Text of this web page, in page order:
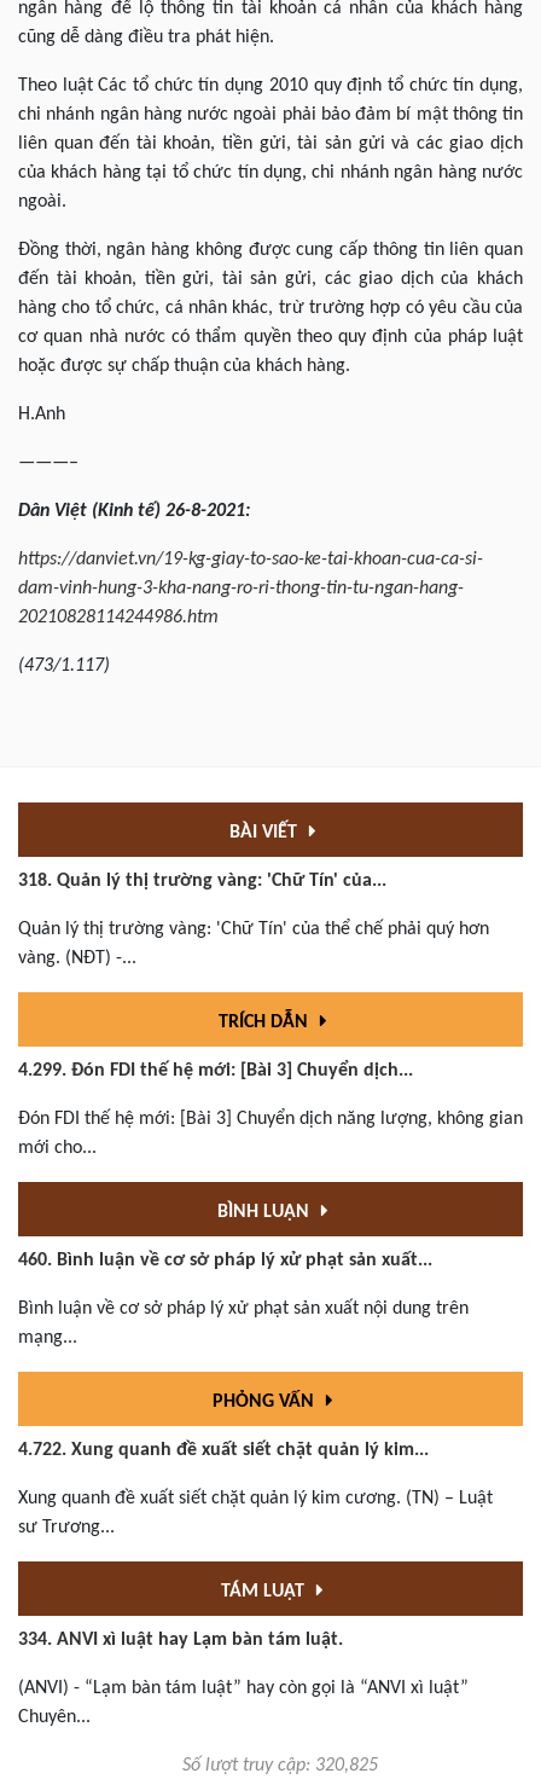
ngân hàng để lộ thông tin tài khoản cá nhân của khách hàng
cũng dễ dàng điều tra phát hiện.
Theo luật Các tổ chức tín dụng 2010 quy định tổ chức tín dụng,
chi nhánh ngân hàng nước ngoài phải bảo đảm bí mật thông tin
liên quan đến tài khoản, tiền gửi, tài sản gửi và các giao dịch
của khách hàng tại tổ chức tín dụng, chi nhánh ngân hàng nước
ngoài.
Đồng thời, ngân hàng không được cung cấp thông tin liên quan
đến tài khoản, tiền gửi, tài sản gửi, các giao dịch của khách
hàng cho tổ chức, cá nhân khác, trừ trường hợp có yêu cầu của
cơ quan nhà nước có thẩm quyền theo quy định của pháp luật
hoặc được sự chấp thuận của khách hàng.
H.Anh
———–
Dân Việt (Kinh tế) 26-8-2021:
https://danviet.vn/19-kg-giay-to-sao-ke-tai-khoan-cua-ca-si-
dam-vinh-hung-3-kha-nang-ro-ri-thong-tin-tu-ngan-hang-
20210828114244986.htm
(473/1.117)
BÀI VIẾT
318. Quản lý thị trường vàng: 'Chữ Tín' của...
Quản lý thị trường vàng: 'Chữ Tín' của thể chế phải quý hơn
vàng. (NĐT) -...
TRÍCH DẪN
4.299. Đón FDI thế hệ mới: [Bài 3] Chuyển dịch...
Đón FDI thế hệ mới: [Bài 3] Chuyển dịch năng lượng, không gian
mới cho...
BÌNH LUẬN
460. Bình luận về cơ sở pháp lý xử phạt sản xuất...
Bình luận về cơ sở pháp lý xử phạt sản xuất nội dung trên
mạng...
PHỎNG VẤN
4.722. Xung quanh đề xuất siết chặt quản lý kim...
Xung quanh đề xuất siết chặt quản lý kim cương. (TN) – Luật
sư Trương...
TÁM LUẬT
334. ANVI xì luật hay Lạm bàn tám luật.
(ANVI) - “Lạm bàn tám luật” hay còn gọi là “ANVI xì luật”
Chuyên...
Số lượt truy cập: 320,825